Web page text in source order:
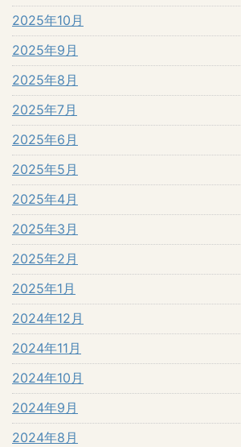
2025年10月
2025年9月
2025年8月
2025年7月
2025年6月
2025年5月
2025年4月
2025年3月
2025年2月
2025年1月
2024年12月
2024年11月
2024年10月
2024年9月
2024年8月